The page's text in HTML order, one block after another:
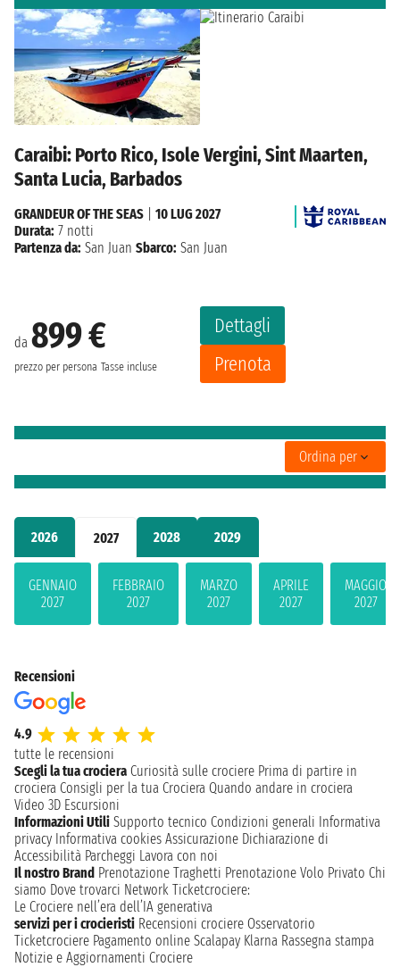
2026 2027 2028 2029
GENNAIO
2027
FEBBRAIO
2027
MARZO
2027
APRILE
2027
MAGGIO
2027
Caraibi: Porto Rico, Isole Vergini, Sint Maarten,
Santa Lucia, Barbados
da 899 €
prezzo per persona Tasse incluse
Dettagli
Prenota
GRANDEUR OF THE SEAS
10 LUG 2027
Durata: 7 notti
Partenza da: San Juan Sbarco: San Juan
Ordina per
Recensioni
4.9
tutte le recensioni
Scegli la tua crociera Curiosità sulle crociere Prima di partire in
crociera Consigli per la tua Crociera Quando andare in crociera
Video 3D Escursioni
Informazioni Utili Supporto tecnico Condizioni generali Informativa
privacy Informativa cookies Assicurazione Dichiarazione di
Accessibilità Parcheggi Lavora con noi
Il nostro Brand Prenotazione Traghetti Prenotazione Volo Privato Chi
siamo Dove trovarci Network Ticketcrociere:
Le Crociere nell’era dell’IA generativa
servizi per i crocieristi Recensioni crociere Osservatorio
Ticketcrociere Pagamento online Scalapay Klarna Rassegna stampa
Notizie e Aggiornamenti Crociere